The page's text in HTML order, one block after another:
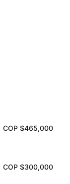
COP $465,000
COP $300,000